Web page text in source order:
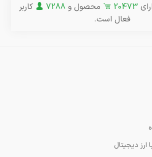
20473 محصول و7288
کاربر
فعال است.
دیجیتال